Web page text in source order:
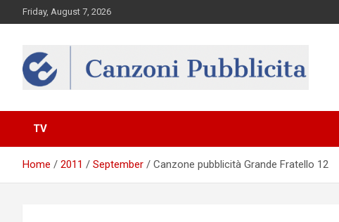
to
Friday, August 7, 2026
Canzona
TV
Home 2011 September Canzone pubblicità Grande Fratello 12